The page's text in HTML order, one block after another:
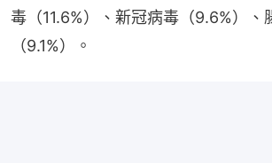
毒（11.6%）、新冠病毒（9.6%）、
（9.1%）。